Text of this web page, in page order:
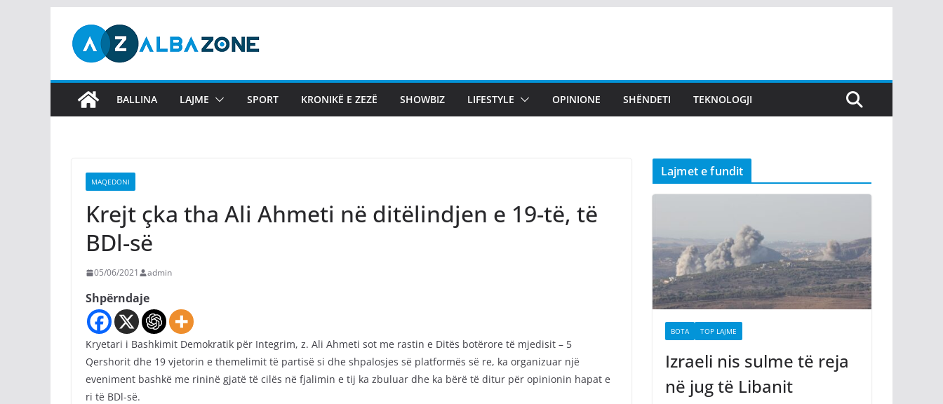
content
BALLINA LAJME SPORT KRONIKË E ZEZË SHOWBIZ LIFESTYLE OPINIONE SHËNDETI TEKNOLOGJI
MAQEDONI
Krejt çka tha Ali Ahmeti në ditëlindjen e 19-të, të
BDl-së
05/06/2021 admin
Shpërndaje
Kryetari i Bashkimit Demokratik për Integrim, z. Ali Ahmeti sot me rastin e Ditës botërore të mjedisit – 5
Qershorit dhe 19 vjetorin e themelimit të partisë si dhe shpalosjes së platformës së re, ka organizuar një
eveniment bashkë me rininë gjatë të cilës në fjalimin e tij ka zbuluar dhe ka bërë të ditur për opinionin hapat e
ri të BDl-së.
Lajmet e fundit
BOTA TOP LAJME
Izraeli nis sulme të reja
në jug të Libanit